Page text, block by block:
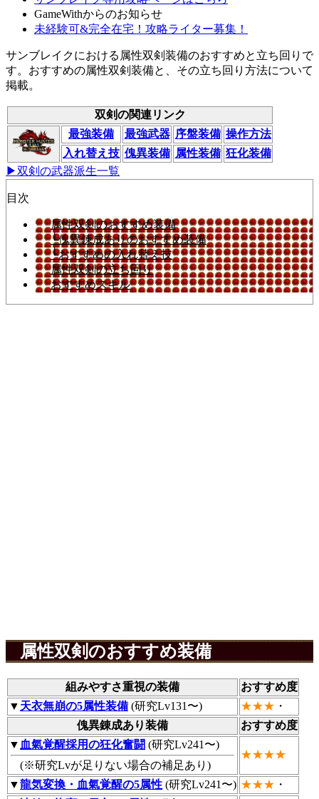
GameWithからのお知らせ
未経験可&完全在宅！攻略ライター募集！
サンブレイクにおける属性双剣装備のおすすめと立ち回りで
す。おすすめの属性双剣装備と、その立ち回り方法について
掲載。
双剣の関連リンク
最強装備
最強武器 序盤装備 操作方法
入れ替え技 傀異装備 属性装備 狂化装備
▶双剣の武器派生一覧
目次
属性双剣のおすすめ装備
└傀異錬成ありのおすすめ装備
└おすすめの入れ替え技
属性双剣の立ち回り
おすすめスキル
属性双剣のおすすめ装備
組みやすさ重視の装備
おすすめ度
▼ 天衣無崩の5属性装備 (研究Lv131〜) ★★★ ・
傀異錬成あり装備
おすすめ度
▼ 血氣覚醒採用の狂化奮闘 (研究Lv241〜)
(※研究Lvが足りない場合の補足あり)
★★★★
▼龍気変換・血氣覚醒の5属性 (研究Lv241〜) ★★★ ・